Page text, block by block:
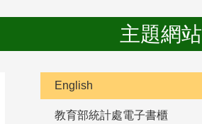
主題網站
English
教育部統計處電子書櫃